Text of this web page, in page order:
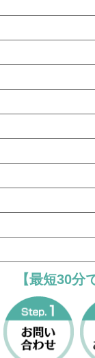
【最短30分